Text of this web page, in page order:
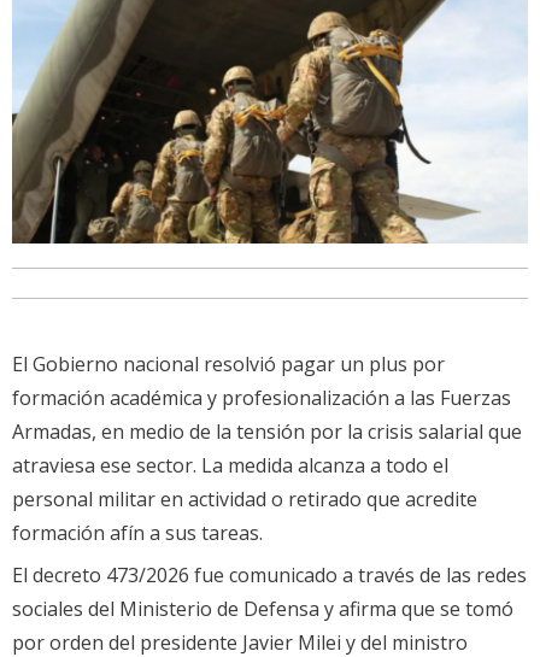
El Gobierno nacional resolvió pagar un plus por
formación académica y profesionalización a las Fuerzas
Armadas, en medio de la tensión por la crisis salarial que
atraviesa ese sector. La medida alcanza a todo el
personal militar en actividad o retirado que acredite
formación afín a sus tareas.
El decreto 473/2026 fue comunicado a través de las redes
sociales del Ministerio de Defensa y afirma que se tomó
por orden del presidente Javier Milei y del ministro